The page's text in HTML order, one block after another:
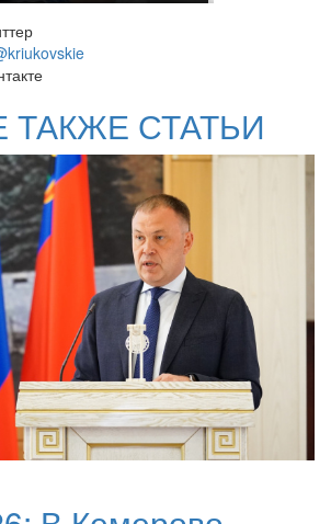
ТАКЖЕ СТАТЬИ